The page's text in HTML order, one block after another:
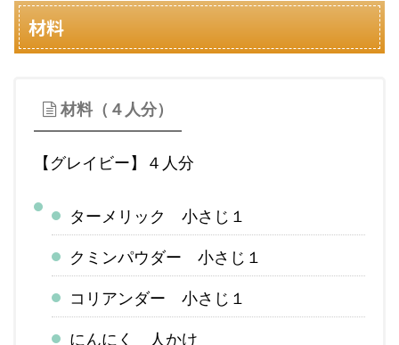
材料
材料（４人分）
【グレイビー】４人分
ターメリック 小さじ１
クミンパウダー 小さじ１
コリアンダー 小さじ１
にんにく 人かけ